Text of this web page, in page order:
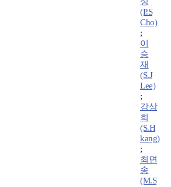
(P.S
Cho)
;
이
승
재
(S.J
Lee)
;
강상
희
(S.H
kang)
;
최면
송
(M.S